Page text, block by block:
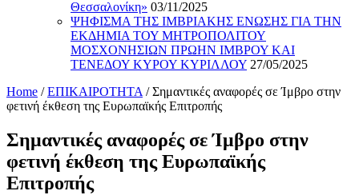
Θεσσαλονίκη» 03/11/2025
ΨΗΦΙΣΜΑ ΤΗΣ ΙΜΒΡΙΑΚΗΣ ΕΝΩΣΗΣ ΓΙΑ ΤΗΝ
ΕΚΔΗΜΙΑ ΤΟΥ ΜΗΤΡΟΠΟΛΙΤΟΥ
ΜΟΣΧΟΝΗΣΙΩΝ ΠΡΩΗΝ ΙΜΒΡΟΥ ΚΑΙ
ΤΕΝΕΔΟΥ ΚΥΡΟΥ ΚΥΡΙΛΛΟΥ 27/05/2025
Home /ΕΠΙΚΑΙΡΟΤΗΤΑ /Σημαντικές αναφορές σε Ίμβρο στην
φετινή έκθεση της Ευρωπαϊκής Επιτροπής
Σημαντικές αναφορές σε Ίμβρο στην
φετινή έκθεση της Ευρωπαϊκής
Επιτροπής